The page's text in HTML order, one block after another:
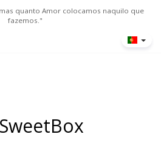
quanto Amor colocamos naquilo que
fazemos."